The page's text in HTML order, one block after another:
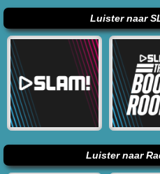
Luister naar
Luister naar